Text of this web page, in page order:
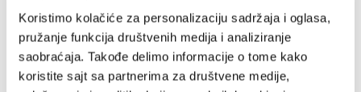
Koristimo kolačiće za personalizaciju sadržaja i oglasa,
pružanje funkcija društvenih medija i analiziranje
saobraćaja. Takođe delimo informacije o tome kako
koristite sajt sa partnerima za društvene medije,
Email adresa
Lozinka